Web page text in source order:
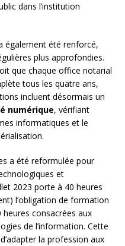
dans l’institution
également été renforcé,
plus approfondies.
que chaque office notarial
tous les quatre ans,
incluent désormais un
numérique, vérifiant
informatiques et le
a été reformulée pour
et
2023 porte à 40 heures
l’obligation de formation
consacrées aux
de l’information. Cette
la profession aux